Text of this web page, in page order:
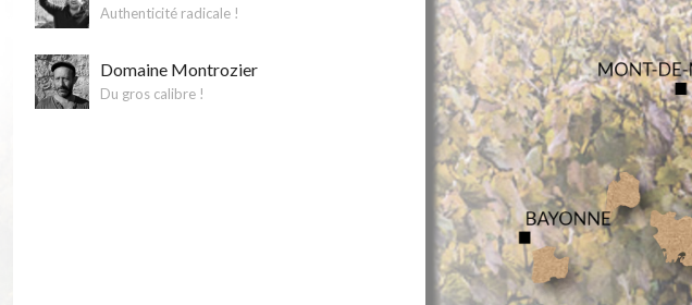
Authenticité radicale !
Domaine Montrozier
Du gros calibre !